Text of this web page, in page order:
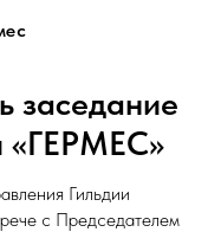
заседание
«ГЕРМЕС»
Гильдии
с Председателем